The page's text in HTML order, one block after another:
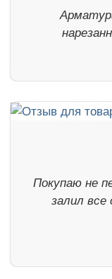
Покупаю не
залил